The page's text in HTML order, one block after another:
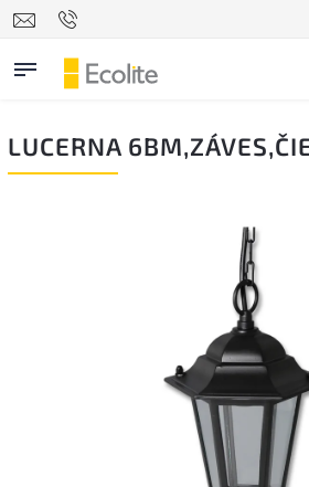
LUCERNA